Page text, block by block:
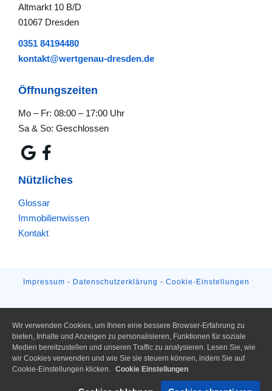
Altmarkt 10 B/D
01067 Dresden
0351 84194480
kontakt@wertgenau-dresden.de
Öffnungszeiten
Mo – Fr: 08:00 – 17:00 Uhr
Sa & So: Geschlossen
Nützliches
Glossar
Immobilienwissen
Kontakt
Impressum - Datenschutzerklärung - Cookie-Einstellungen
Wir verwenden Cookies, um Ihnen eine bessere Browser-Erfahrung zu
bieten, Inhalte und Anzeigen zu personalisieren, Funktionen für soziale
Medien bereitzustellen und unseren Traffic zu analysieren. Lesen Sie, wie
wir Cookies verwenden und wie Sie sie steuern können, indem Sie auf
Cookie-Einstellungen klicken. Cookie Einstellungen